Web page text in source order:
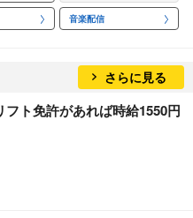
音楽配信
さらに見る
ト免許があれば時給1550円